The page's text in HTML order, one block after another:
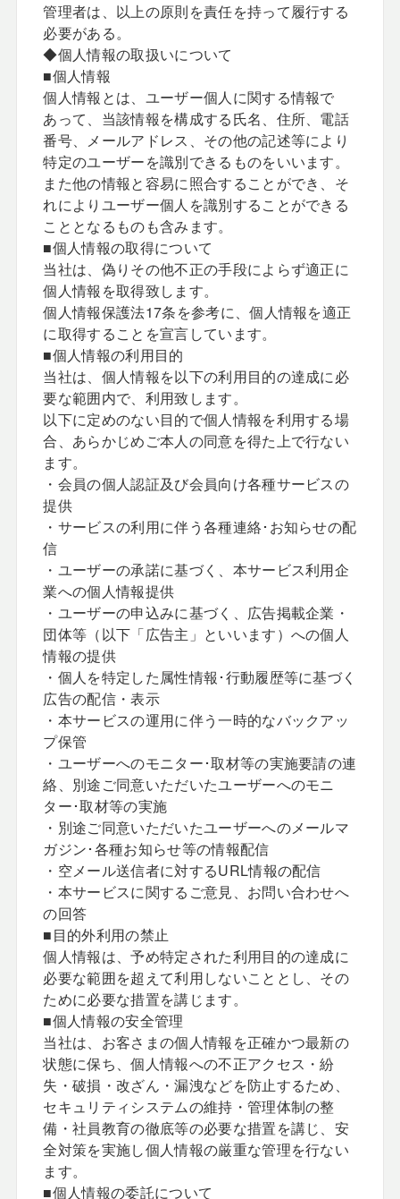
管理者は、以上の原則を責任を持って履行する
必要がある。
◆個人情報の取扱いについて
■個人情報
個人情報とは、ユーザー個人に関する情報で
あって、当該情報を構成する氏名、住所、電話
番号、メールアドレス、その他の記述等により
特定のユーザーを識別できるものをいいます。
また他の情報と容易に照合することができ、そ
れによりユーザー個人を識別することができる
こととなるものも含みます。
■個人情報の取得について
当社は、偽りその他不正の手段によらず適正に
個人情報を取得致します。
個人情報保護法17条を参考に、個人情報を適正
に取得することを宣言しています。
■個人情報の利用目的
当社は、個人情報を以下の利用目的の達成に必
要な範囲内で、利用致します。
以下に定めのない目的で個人情報を利用する場
合、あらかじめご本人の同意を得た上で行ない
ます。
・会員の個人認証及び会員向け各種サービスの
提供
・サービスの利用に伴う各種連絡･お知らせの配
信
・ユーザーの承諾に基づく、本サービス利用企
業への個人情報提供
・ユーザーの申込みに基づく、広告掲載企業・
団体等（以下「広告主」といいます）への個人
情報の提供
・個人を特定した属性情報･行動履歴等に基づく
広告の配信・表示
・本サービスの運用に伴う一時的なバックアッ
プ保管
・ユーザーへのモニター･取材等の実施要請の連
絡、別途ご同意いただいたユーザーへのモニ
ター･取材等の実施
・別途ご同意いただいたユーザーへのメールマ
ガジン･各種お知らせ等の情報配信
・空メール送信者に対するURL情報の配信
・本サービスに関するご意見、お問い合わせへ
の回答
■目的外利用の禁止
個人情報は、予め特定された利用目的の達成に
必要な範囲を超えて利用しないこととし、その
ために必要な措置を講じます。
■個人情報の安全管理
当社は、お客さまの個人情報を正確かつ最新の
状態に保ち、個人情報への不正アクセス・紛
失・破損・改ざん・漏洩などを防止するため、
セキュリティシステムの維持・管理体制の整
備・社員教育の徹底等の必要な措置を講じ、安
全対策を実施し個人情報の厳重な管理を行ない
ます。
■個人情報の委託について